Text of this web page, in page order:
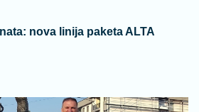
nova linija paketa ALTA